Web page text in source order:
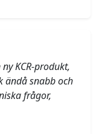
KCR-produkt,
ändå snabb och
frågor,